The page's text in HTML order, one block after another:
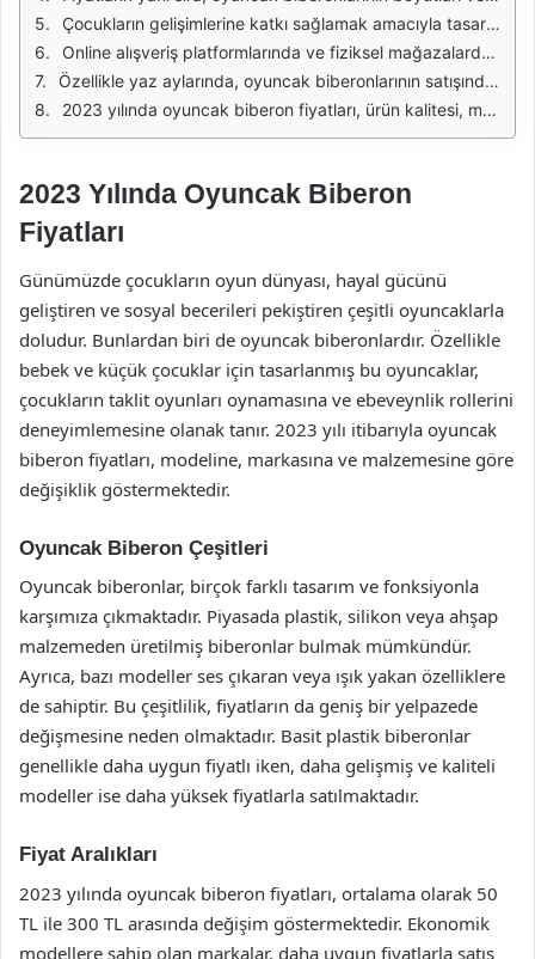
Çocukların gelişimlerine katkı sağlamak amacıyla tasarlanan oyuncak biberonlar, yalnızca eğlence amaçlı değil, aynı zamanda eğitimsel bir araç olarak da kullanılmaktadır. Bu nedenle, ebeveynler, çocuklarının gelişimlerini destekleyen ürünleri tercih ederken, fiyatların yanı sıra ürünün sunduğu faydaları da göz önünde bulundurmaktadır. Bu tür ürünlerin fiyatları genellikle standart modellerden daha yüksektir.
Online alışveriş platformlarında ve fiziksel mağazalarda oyuncak biberon fiyatları arasında önemli farklılıklar gözlemlenmektedir. İnternet üzerinden yapılan alışverişlerde, indirim dönemlerinde veya kampanya zamanlarında daha uygun fiyatlarla ürünler bulmak mümkündür. Bu nedenle, ebeveynlerin alışveriş yapmadan önce fiyatları karşılaştırmaları önerilmektedir.
Özellikle yaz aylarında, oyuncak biberonlarının satışında artış gözlemlenmektedir. Bu dönemde, çeşitli markalar yeni ürünlerini piyasaya sürerken, fiyatlar da bu talebe bağlı olarak değişmektedir. Yaz aylarında yapılan kampanyalar ve indirimler, ebeveynlerin bütçelerini korumalarına yardımcı olabilmektedir.
2023 yılında oyuncak biberon fiyatları, ürün kalitesi, markası, tasarımı ve fonksiyonlarına bağlı olarak geniş bir yelpazede değişiklik göstermektedir. Ebeveynlerin, çocukları için en uygun ve güvenilir oyuncak biberonu seçerken fiyatların yanı sıra ürün özelliklerini de dikkate almaları önemlidir.
2023 Yılında Oyuncak Biberon
Fiyatları
Günümüzde çocukların oyun dünyası, hayal gücünü
geliştiren ve sosyal becerileri pekiştiren çeşitli oyuncaklarla
doludur. Bunlardan biri de oyuncak biberonlardır. Özellikle
bebek ve küçük çocuklar için tasarlanmış bu oyuncaklar,
çocukların taklit oyunları oynamasına ve ebeveynlik rollerini
deneyimlemesine olanak tanır. 2023 yılı itibarıyla oyuncak
biberon fiyatları, modeline, markasına ve malzemesine göre
değişiklik göstermektedir.
Oyuncak Biberon Çeşitleri
Oyuncak biberonlar, birçok farklı tasarım ve fonksiyonla
karşımıza çıkmaktadır. Piyasada plastik, silikon veya ahşap
malzemeden üretilmiş biberonlar bulmak mümkündür.
Ayrıca, bazı modeller ses çıkaran veya ışık yakan özelliklere
de sahiptir. Bu çeşitlilik, fiyatların da geniş bir yelpazede
değişmesine neden olmaktadır. Basit plastik biberonlar
genellikle daha uygun fiyatlı iken, daha gelişmiş ve kaliteli
modeller ise daha yüksek fiyatlarla satılmaktadır.
Fiyat Aralıkları
2023 yılında oyuncak biberon fiyatları, ortalama olarak 50
TL ile 300 TL arasında değişim göstermektedir. Ekonomik
modellere sahip olan markalar, daha uygun fiyatlarla satış